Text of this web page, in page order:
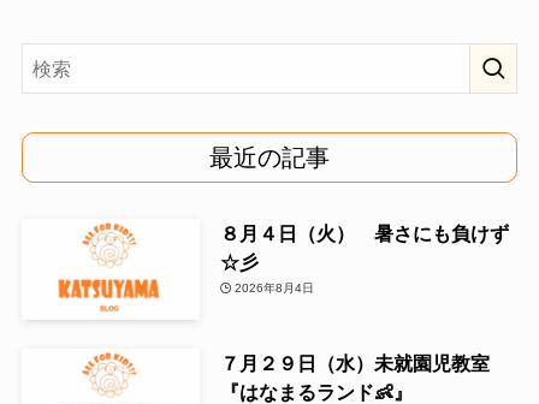
最近の記事
８月４日（火） 暑さにも負けず
☆彡
2026年8月4日
７月２９日（水）未就園児教室
『はなまるランド👶』